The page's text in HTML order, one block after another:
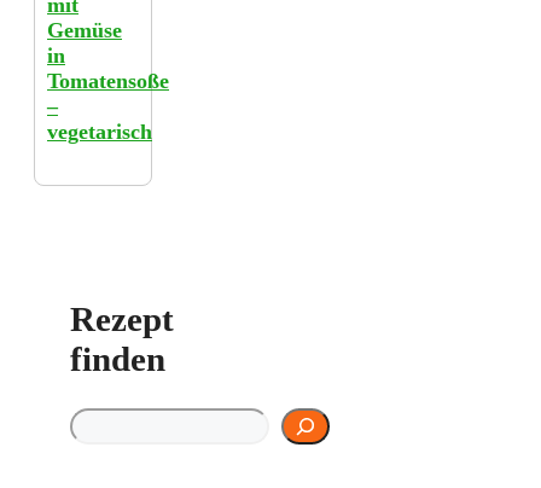
Gemüse
in
Tomatensoße
–
vegetarisch
Rezept
finden
Rezept finden